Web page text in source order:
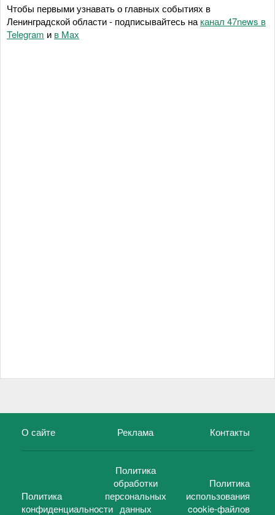
Чтобы первыми узнавать о главных событиях в
Ленинградской области - подписывайтесь на канал 47news в
Telegram и в Maх
О сайте Реклама Контакты
Политика
конфиденциальности
Политика
обработки
персональных
данных
Политика
использования
cookie-файлов